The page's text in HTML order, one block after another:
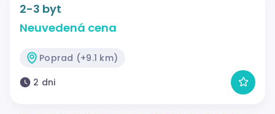
2-3 byt
Neuvedená cena
Poprad (+9.1 km)
2 dni